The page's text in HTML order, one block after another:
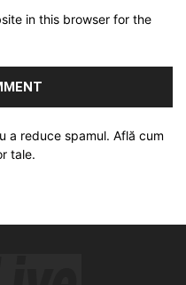
in this browser for the
a reduce spamul. Află cum
tale.